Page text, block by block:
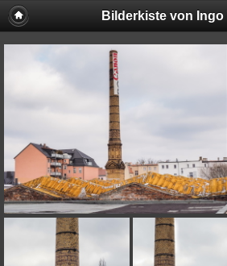
Bilderkiste von Ingo